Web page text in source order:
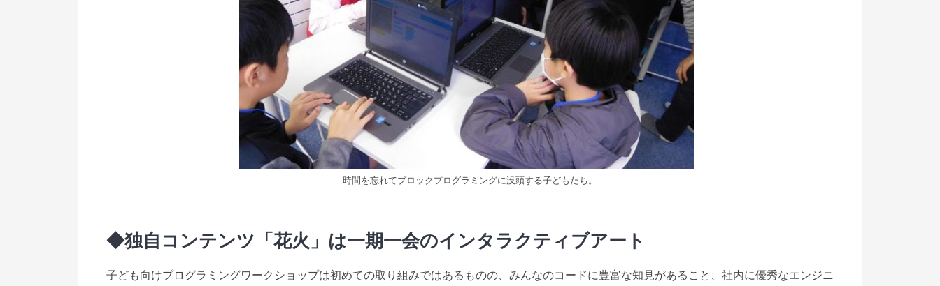
時間を忘れてブロックプログラミングに没頭する子どもたち。
◆独自コンテンツ「花火」は一期一会のインタラクティブアート
子ども向けプログラミングワークショップは初めての取り組みではあるものの、みんなのコードに豊富な知見があること、社内に優秀なエンジニ